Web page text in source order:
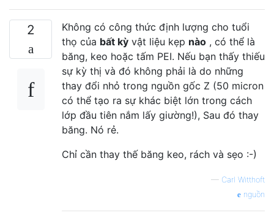
2
Không có công thức định lượng cho tuổi
thọ của bất kỳ vật liệu kẹp nào , có thể là
băng, keo hoặc tấm PEI. Nếu bạn thấy thiếu
sự kỳ thị và đó không phải là do những
thay đổi nhỏ trong nguồn gốc Z (50 micron
có thể tạo ra sự khác biệt lớn trong cách
lớp đầu tiên nắm lấy giường!), Sau đó thay
băng. Nó rẻ.
Chỉ cần thay thế băng keo, rách và sẹo :-)
— Carl Witthoft
nguồn